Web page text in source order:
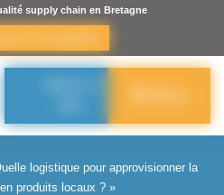
supply chain en Bretagne
logistique pour approvisionner la
produits locaux ? »